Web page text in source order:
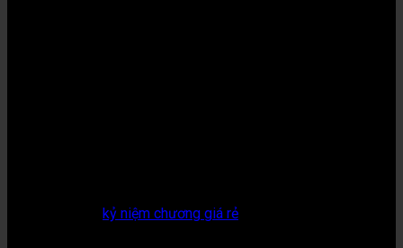
kỷ niệm chương giá rẻ